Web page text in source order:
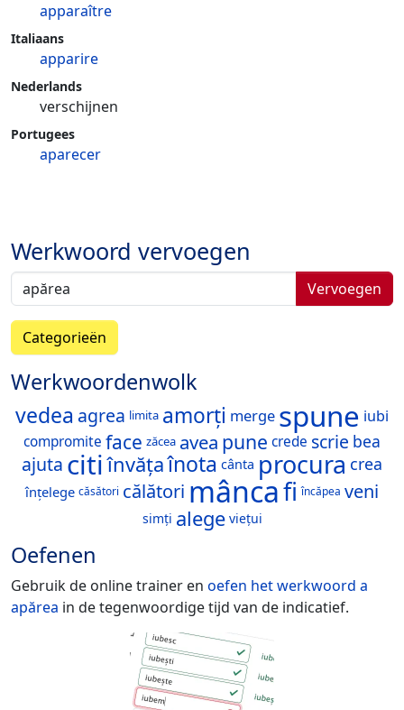
apparaître
Italiaans
apparire
Nederlands
verschijnen
Portugees
aparecer
Werkwoord vervoegen
Vervoegen
Categorieën
Werkwoordenwolk
vedea agrea limita amorți merge spune iubi
compromite face zăcea avea pune crede scrie bea
ajuta citi învățaînota cânta procura crea
înțelege căsători călători mâncafi încăpea veni
simți alege viețui
Oefenen
Gebruik de online trainer en oefen het werkwoord a
apărea in de tegenwoordige tijd van de indicatief.